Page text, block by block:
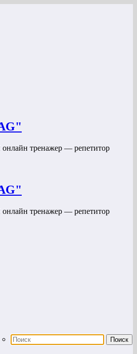
тренажер — репетитор
тренажер — репетитор